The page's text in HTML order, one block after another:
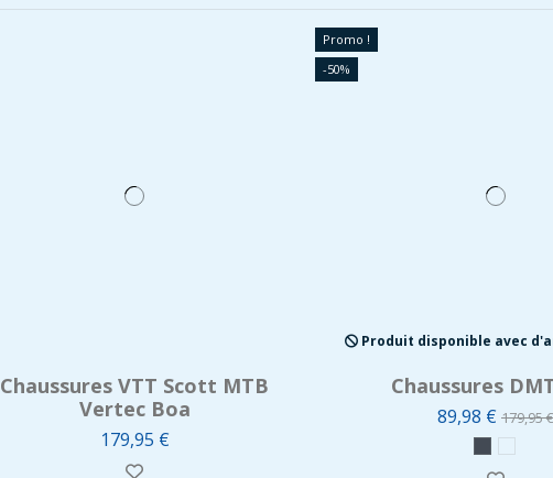
Chaussures VTT Scott MTB
Vertec Boa
179,95 €
Promo !
-50%
Produit disponible avec
Chaussures
89,98 € 179,95 €